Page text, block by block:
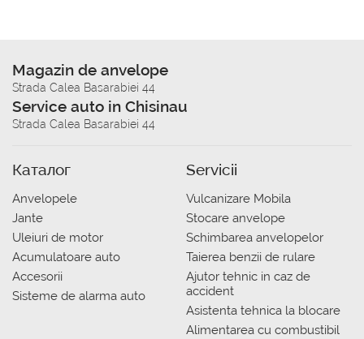
Magazin de anvelope
Strada Calea Basarabiei 44
Service auto in Chisinau
Strada Calea Basarabiei 44
Каталог
Anvelopele
Jante
Uleiuri de motor
Acumulatoare auto
Accesorii
Sisteme de alarma auto
Servicii
Vulcanizare Mobila
Stocare anvelope
Schimbarea anvelopelor
Taierea benzii de rulare
Ajutor tehnic in caz de
accident
Asistenta tehnica la blocare
Alimentarea cu combustibil